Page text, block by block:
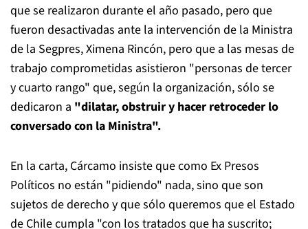
que se realizaron durante el año pasado, pero que
fueron desactivadas ante la intervención de la Ministra
de la Segpres, Ximena Rincón, pero que a las mesas de
trabajo comprometidas asistieron "personas de tercer
y cuarto rango" que, según la organización, sólo se
dedicaron a "dilatar, obstruir y hacer retroceder lo
conversado con la Ministra".
En la carta, Cárcamo insiste que como Ex Presos
Políticos no están "pidiendo" nada, sino que son
sujetos de derecho y que sólo queremos que el Estado
de Chile cumpla "con los tratados que ha suscrito;